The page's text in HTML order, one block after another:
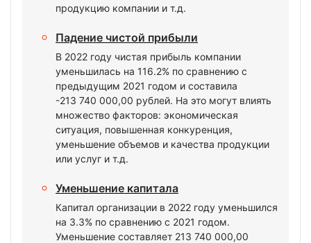
продукцию компании и т.д.
Падение чистой прибыли
В 2022 году чистая прибыль компании
уменьшилась на 116.2% по сравнению с
предыдущим 2021 годом и составила
-213 740 000,00 рублей. На это могут влиять
множество факторов: экономическая
ситуация, повышенная конкуренция,
уменьшение объемов и качества продукции
или услуг и т.д.
Уменьшение капитала
Капитал организации в 2022 году уменьшился
на 3.3% по сравнению с 2021 годом.
Уменьшение составляет 213 740 000,00